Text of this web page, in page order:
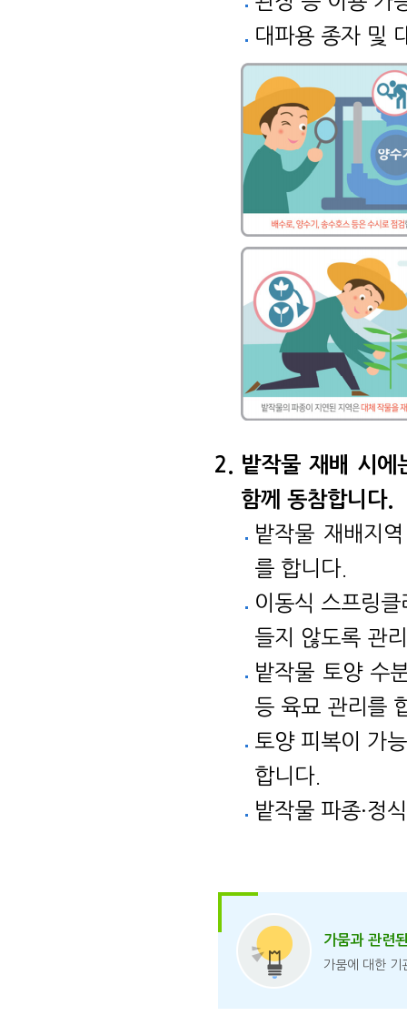
대파용 종자 및
밭작물 재배 시
함께 동참합니다.
밭작물 재배지
를 합니다.
이동식 스프링
들지 않도록 관
밭작물 토양 수
등 육묘 관리를
토양 피복이 가
합니다.
밭작물 파종·정
가뭄과 관련
가뭄에 대한 기